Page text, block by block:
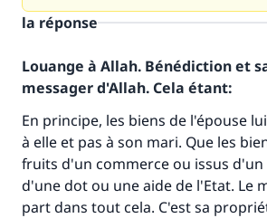
la réponse
Louange à Allah. Bénédiction et
messager d'Allah. Cela étant:
En principe, les biens de l'épouse
à elle et pas à son mari. Que les
fruits d'un commerce ou issus
d'une dot ou une aide de l'Etat. Le
part dans tout cela. C'est sa